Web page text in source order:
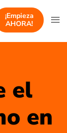
¡Empieza
AHORA!
el
en